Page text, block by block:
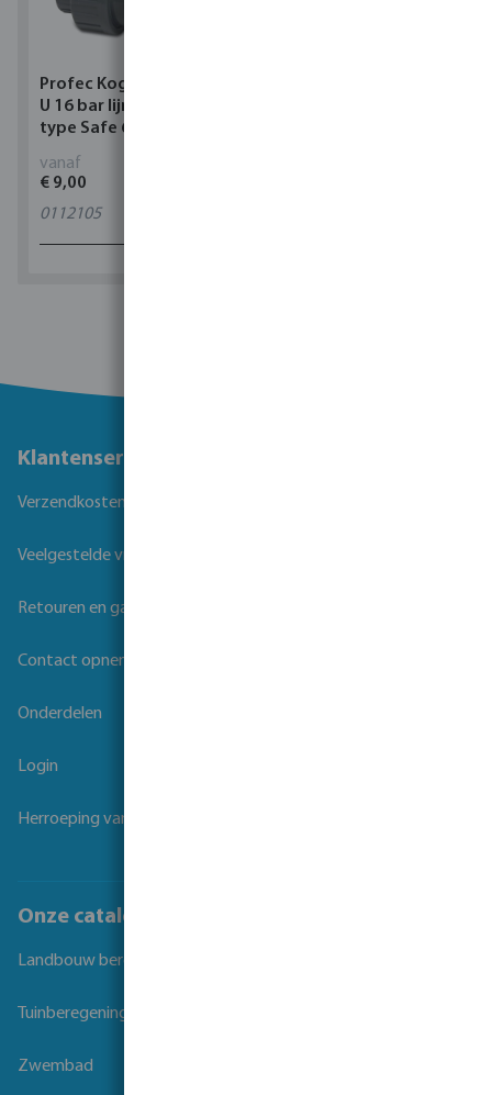
Profec Kogelkraan PVC-
U 16 bar lijmmof grijs
type Safe 600
vanaf
€ 9,00
0112105
Klantenservice
Verzendkosten
Veelgestelde vragen
Retouren en garantie
Contact opnemen
Onderdelen
Login
Herroeping van overeenkomst
Onze catalogi
Landbouw beregening
Tuinberegening
Zwembad